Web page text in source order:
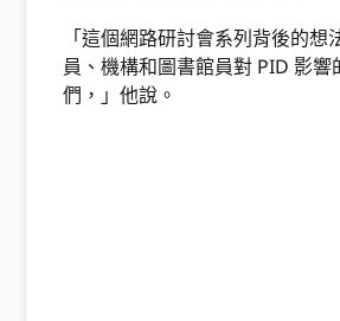
「這個網路研討會系列背後的想
員、機構和圖書館員對 PID 影
們，」他說。